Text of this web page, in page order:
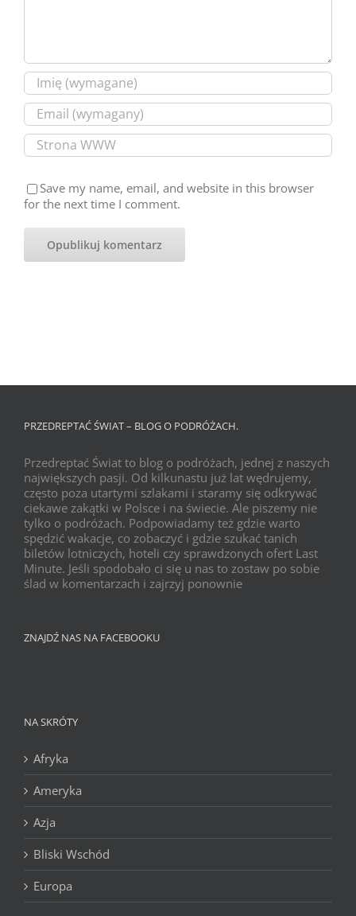
Save my name, email, and website in this browser
for the next time I comment.
PRZEDREPTAĆ ŚWIAT – BLOG O PODRÓŻACH.
Przedreptać Świat to blog o podróżach, jednej z naszych
największych pasji. Od kilkunastu już lat wędrujemy,
często poza utartymi szlakami i staramy się odkrywać
ciekawe zakątki w Polsce i na świecie. Ale piszemy nie
tylko o podróżach. Podpowiadamy też gdzie warto
spędzić wakacje, co zobaczyć i gdzie szukać tanich
biletów lotniczych, hoteli czy sprawdzonych ofert Last
Minute. Jeśli spodobało ci się u nas to zostaw po sobie
ślad w komentarzach i zajrzyj ponownie
ZNAJDŹ NAS NA FACEBOOKU
NA SKRÓTY
Afryka
Ameryka
Azja
Bliski Wschód
Europa